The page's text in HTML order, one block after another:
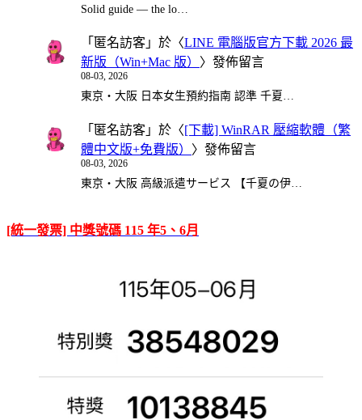
Solid guide — the lo…
「 匿名訪客 」於〈LINE 電腦版官方下載 2026 最
新版（Win+Mac 版） 〉發佈留言
08-03, 2026
東京・大阪 日本女生預約指南 認準 千夏…
「 匿名訪客 」於〈[下載] WinRAR 壓縮軟體（繁
體中文版+免費版） 〉發佈留言
08-03, 2026
東京・大阪 高級派遣サービス 【千夏の伊…
[統一發票] 中獎號碼 115 年5、6月